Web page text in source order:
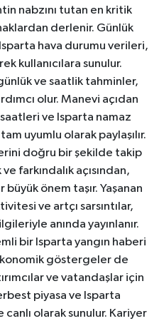
nabzını tutan en kritik
derlenir. Günlük
hava durumu verileri,
kullanıcılara sunulur.
ve saatlik tahminler,
olur. Manevi açıdan
ve Isparta namaz
uyumlu olarak paylaşılır.
doğru bir şekilde takip
farkındalık açısından,
önem taşır. Yaşanan
ve artçı sarsıntılar,
anında yayınlanır.
bir Isparta yangın haberi
göstergeler de
ve vatandaşlar için
piyasa ve Isparta
olarak sunulur. Kariyer